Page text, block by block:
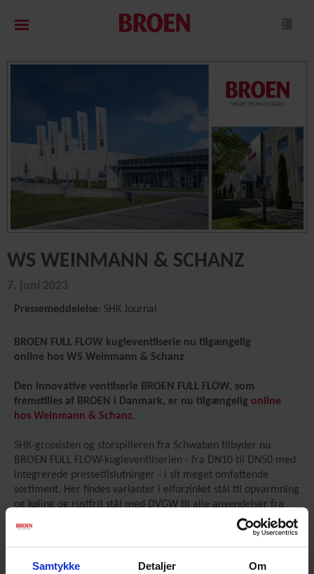
Samtykke Detaljer Om
WS WEINMANN & SCHANZ
7. juni 2023
Pressemeddelelse: SHK Journal
BROEN FULL FLOW kugleventilserie nu tilgængelig
online hos WS Weinmann & Schanz
Den innovative ventilserie BROEN FULL FLOW, som
fremstilles af BROEN i Danmark, er nu tilgængelig online
hos Weinmann & Schanz.
SHK-grossisten og storspilleren fra Schwaben tilbyder nu
BROEN FULL FLOW-kugleventilserien - fra DN10 til DN50 med
integrerede pressetilslutninger - i sit meget omfattende
sortiment. Her findes varianter i elforzinket stål til opvarmning
og køling og rustfrit stål med DVGW til alle anvendelser fra
Ventilerne leveres med enten et ergonomisk standardhåndtag,
et pladsbesparende T-håndtag til installationer med